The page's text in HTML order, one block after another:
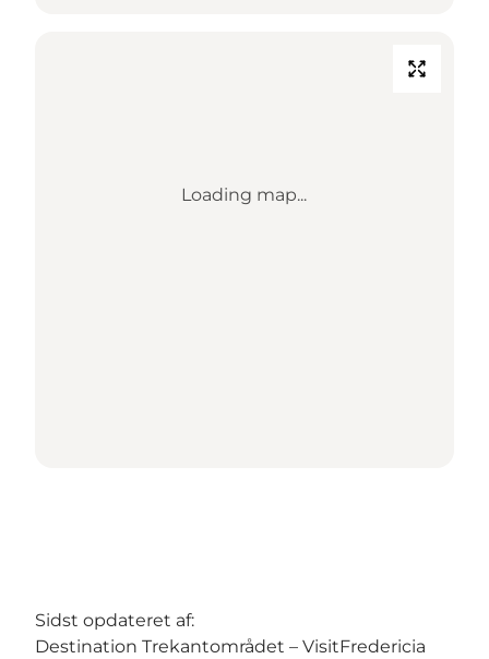
Loading map...
Sidst opdateret af:
Destination Trekantområdet – VisitFredericia